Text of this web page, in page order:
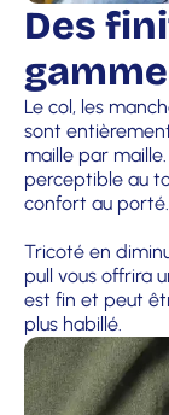
Des
gamme
Le col, les
sont
maille par
perceptible au
confort au porté.
Tricoté en
pull vous offrira
est fin et peut
plus habillé.